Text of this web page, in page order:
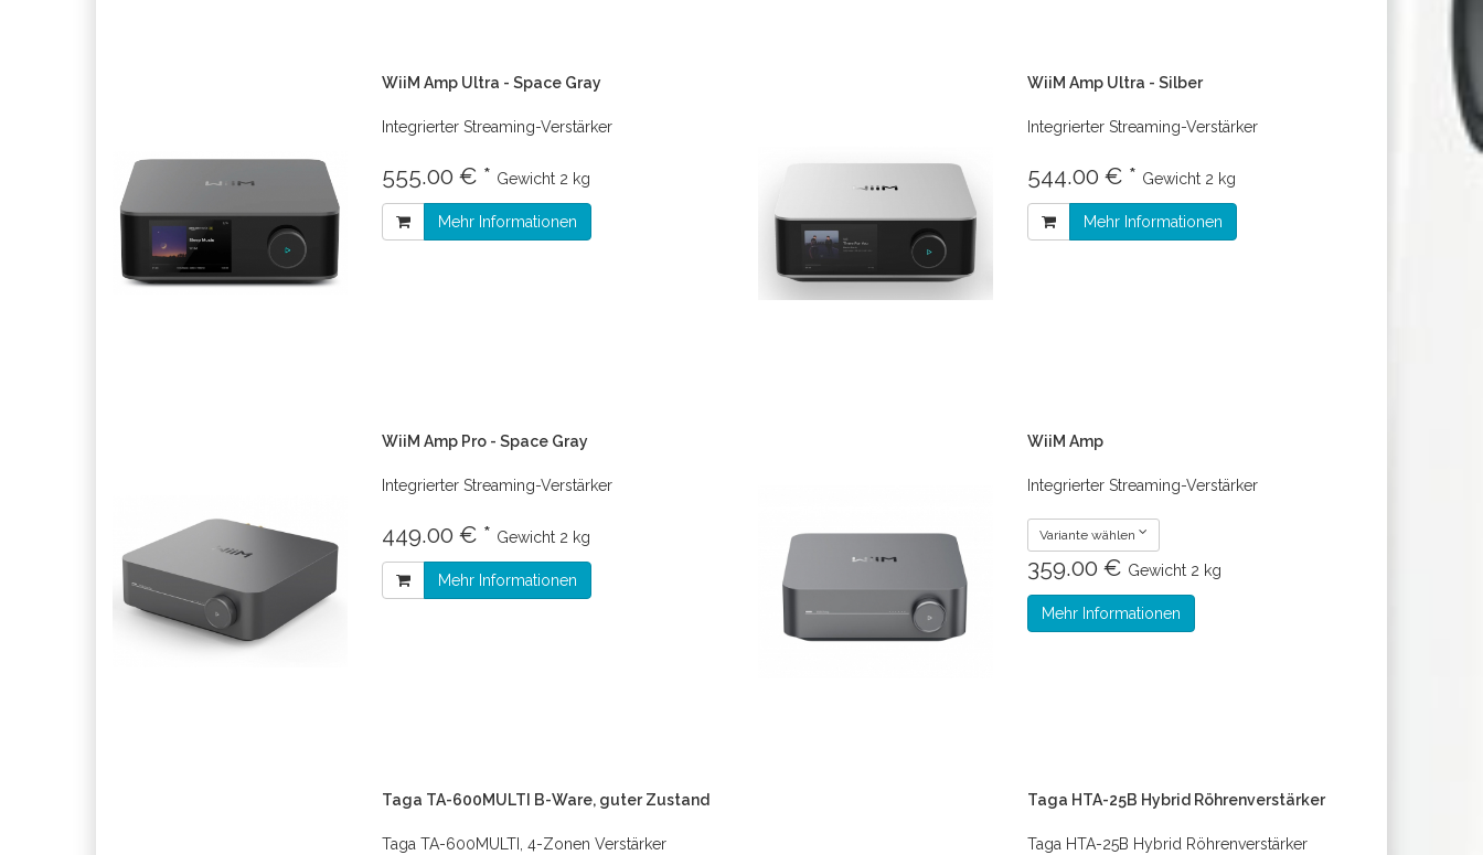
WiiM Amp Ultra - Space Gray
Integrierter Streaming-Verstärker
555.00 € * Gewicht 2 kg
Mehr Informationen
WiiM Amp Ultra - Silber
Integrierter Streaming-Verstärker
544.00 € * Gewicht 2 kg
Mehr Informationen
WiiM Amp Pro - Space Gray
Integrierter Streaming-Verstärker
449.00 € * Gewicht 2 kg
Mehr Informationen
WiiM Amp
Integrierter Streaming-Verstärker
Variante wählen
359.00 € Gewicht 2 kg
Mehr Informationen
Taga TA-600MULTI B-Ware, guter Zustand
Taga TA-600MULTI, 4-Zonen Verstärker
Taga HTA-25B Hybrid Röhrenverstärker
Taga HTA-25B Hybrid Röhrenverstärker